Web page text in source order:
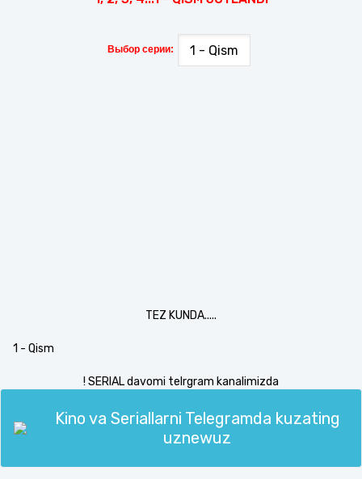
Выбор серии:
TEZ KUNDA.....
1 - Qism
! SERIAL davomi telrgram kanalimizda
Kino va Seriallarni Telegramda kuzating
uznewuz